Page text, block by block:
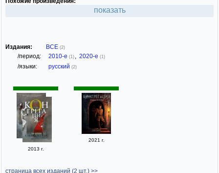
показать
Издания: ВСЕ (2)
/период: 2010-е (1) , 2020-е (1)
/языки: русский (2)
2013 г.
2021 г.
страница всех изданий (2 шт.) >>